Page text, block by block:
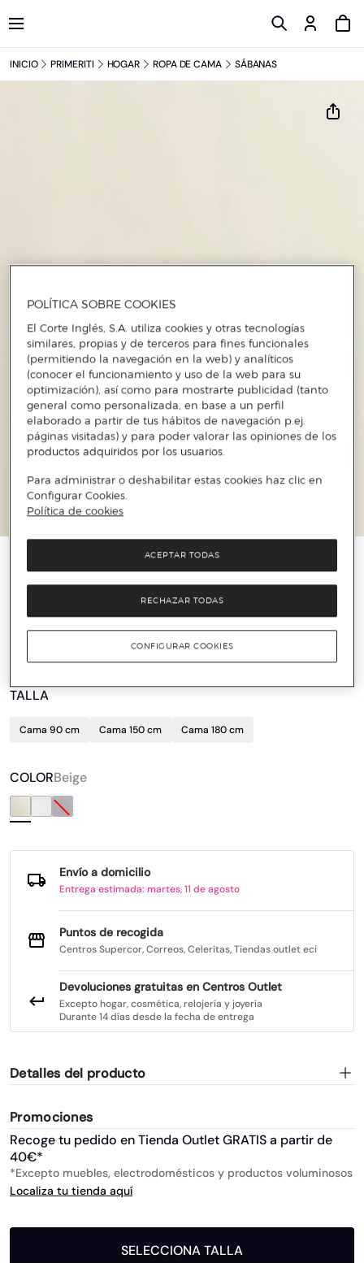
INICIO PRIMERITI HOGAR ROPA DE CAMA SÁBANAS
Sábana encimera satén 500 hilos Sheridan
TALLA
Cama 90 cm Cama 150 cm Cama 180 cm
COLORBeige
Envío a domicilio
Entrega estimada: martes, 11 de agosto
Puntos de recogida
Centros Supercor, Correos, Celeritas, Tiendas outlet eci
Devoluciones gratuitas en Centros Outlet
Excepto hogar, cosmética, relojería y joyería
Durante 14 días desde la fecha de entrega
Detalles del producto
Promociones
Recoge tu pedido en Tienda Outlet GRATIS a partir de
40€*
*Excepto muebles, electrodomésticos y productos voluminosos
Localiza tu tienda aquí
SELECCIONA TALLA
POLÍTICA SOBRE COOKIES
El Corte Inglés, S.A. utiliza cookies y otras tecnologías
similares, propias y de terceros para fines funcionales
(permitiendo la navegación en la web) y analíticos
(conocer el funcionamiento y uso de la web para su
optimización), así como para mostrarte publicidad (tanto
general como personalizada, en base a un perfil
elaborado a partir de tus hábitos de navegación p.ej.
páginas visitadas) y para poder valorar las opiniones de los
productos adquiridos por los usuarios.
Para administrar o deshabilitar estas cookies haz clic en
Configurar Cookies.
Política de cookies
RECHAZAR TODAS
ACEPTAR TODAS
CONFIGURAR COOKIES